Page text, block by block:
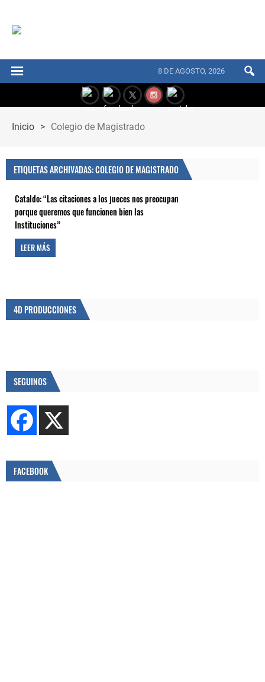
8 DE AGOSTO, 2026
Inicio > Colegio de Magistrado
ETIQUETAS ARCHIVADAS: COLEGIO DE MAGISTRADO
Cataldo: “Las citaciones a los jueces nos preocupan
porque queremos que funcionen bien las
Instituciones”
LEER MÁS
4D PRODUCCIONES
SEGUINOS
FACEBOOK